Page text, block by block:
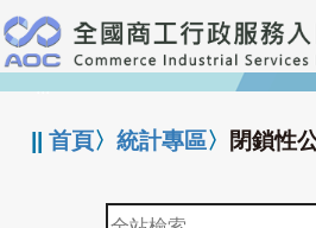
跳
到
主
要
:::
||首頁〉統計專區〉 閉鎖性
全